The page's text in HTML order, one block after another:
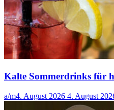
Kalte Sommerdrinks für
a/m4. August 2026 4. August